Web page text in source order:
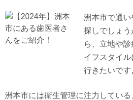
洲本市で通
探しでしょ
ら、立地や
イフスタイ
行きたいです
洲本市には衛生管理に注力してい